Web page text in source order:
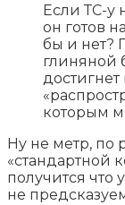
Если ТС-у
он готов
бы и нет?
глиняной
которым
Ну не метр, по
«стандартной
получится что
не